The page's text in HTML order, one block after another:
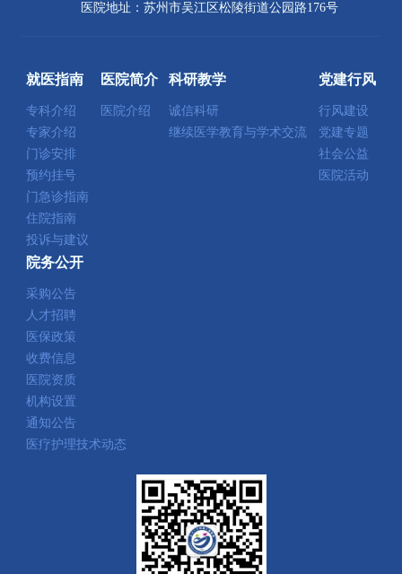
医院地址：苏州市吴江区松陵街道公园路176号
就医指南
专科介绍
专家介绍
门诊安排
预约挂号
门急诊指南
住院指南
投诉与建议
医院简介
医院介绍
科研教学
诚信科研
继续医学教育与学术交流
党建行风
行风建设
党建专题
社会公益
医院活动
院务公开
采购公告
人才招聘
医保政策
收费信息
医院资质
机构设置
通知公告
医疗护理技术动态